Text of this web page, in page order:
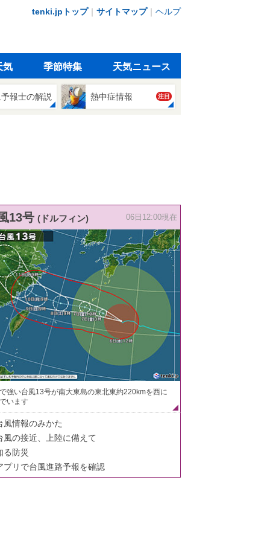
tenki.jpトップ｜ サイトマップ｜ ヘルプ
気 季節特集 天気ニュース
報士の解説 熱中症情報 注目
13号 (ドルフィン) 06日12:00現在
強い台風13号が南大東島の東北東約220kmを西に
います
風情報のみかた
風の接近、上陸に備えて
る防災
プリで台風進路予報を確認